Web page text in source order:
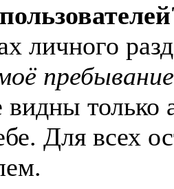
личного
видны только
Для всех